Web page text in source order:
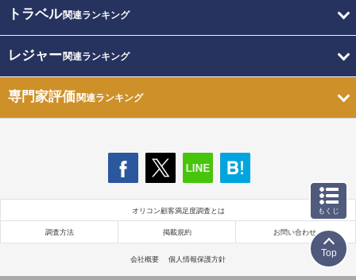
トラベル関連ランキング
レジャー関連ランキング
専門家評価関連ランキング
オリコン顧客満足度調査とは
調査方法 掲載規約 お問い合わせ
会社概要 個人情報保護方針
もくじ
Top